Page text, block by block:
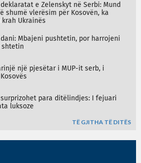
e Zelenskyt në Serbi: Mund
shumë vlerësim për Kosovën, ka
Ukrainës
Mbajeni pushtetin, por harrojeni
shtetin
një pjesëtar i MUP-it serb, i
para ditëlindjes: I fejuari
luksoze
TË GJITHA TË DITËS